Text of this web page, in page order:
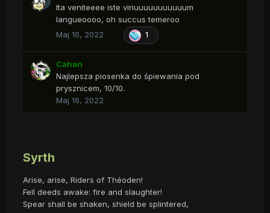
Ita veniteeee iste vinuuuuuuuuuuum
langueoooo, oh succus temeroo
Maj 16, 2022
1
Cahan
Najlepsza piosenka do śpiewania pod
prysznicem, 10/10.
Maj 16, 2022
Syrth
Arise, arise, Riders of Théoden!
Fell deeds awake: fire and slaughter!
Spear shall be shaken, shield be splintered,